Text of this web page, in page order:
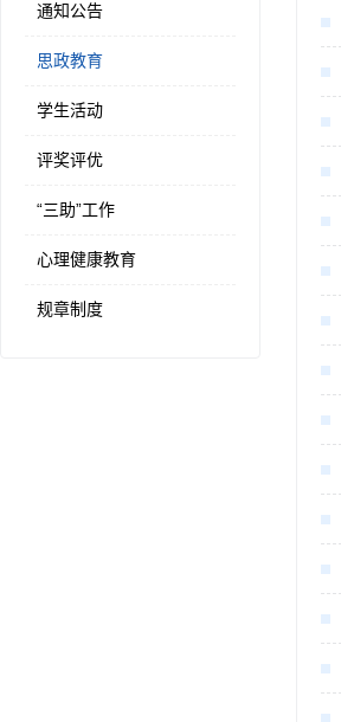
通知公告
思政教育
学生活动
评奖评优
“三助”工作
心理健康教育
规章制度